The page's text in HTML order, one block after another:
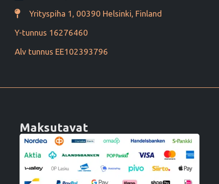
Yrityspiha 1, 00390 Helsinki, Finland
Y-tunnus 16276460
Alv tunnus EE102393796
Maksutavat